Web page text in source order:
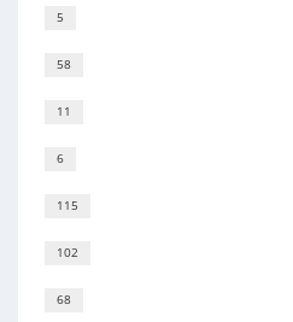
5
58
11
6
115
102
68